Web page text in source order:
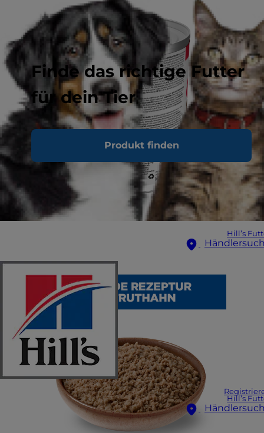
Finde das richtige Futter
für dein Tier
Produkt finden
Hill’s
Hill’s